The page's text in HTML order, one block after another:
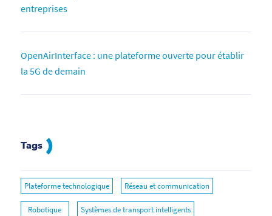
entreprises
OpenAirInterface : une plateforme ouverte pour établir
la 5G de demain
Tags
Plateforme technologique Réseau et communication
Robotique Systèmes de transport intelligents